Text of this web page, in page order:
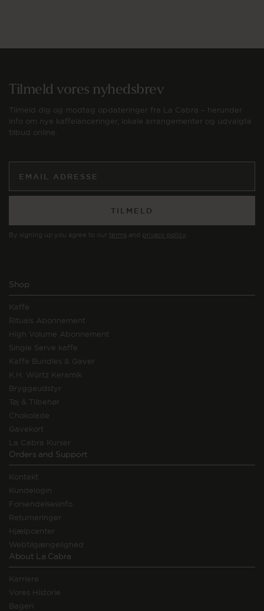
Tilmeld vores nyhedsbrev
Tilmeld dig og modtag opdateringer fra La Cabra – herunder
info om nye kaffelanceringer, lokale arrangementer og udvalgte
tilbud online.
TILMELD
By signing up you agree to our terms and privacy policy.
Shop
Kaffe
Rituals Abonnement
High Volume Abonnement
Single Serve kaffe
Kaffe Bundles & Gaver
K.H. Würtz Keramik
Bryggeudstyr
Tøj & Tilbehør
Chokolade
Gavekort
La Cabra Kurser
Orders and Support
Kontakt
Kundelogin
Forsendelsesinfo
Returneringer
Hjælpcenter
Webtilgængelighed
About La Cabra
Karriere
Vores Historie
Bageri